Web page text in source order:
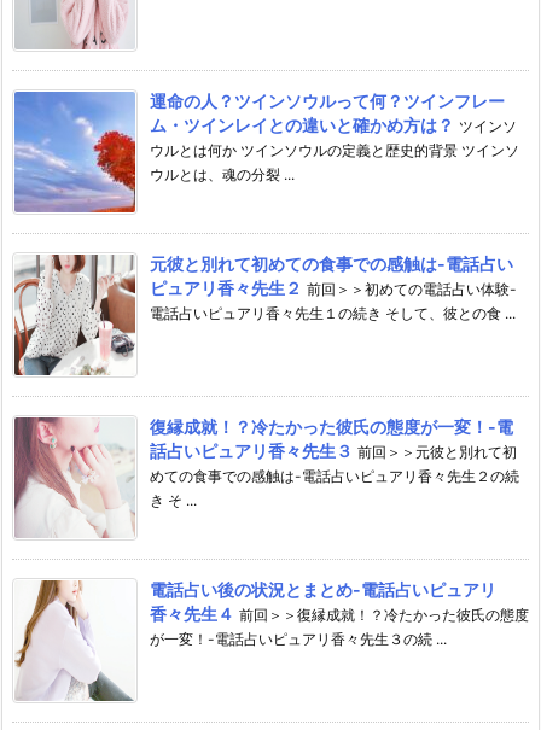
運命の人？ツインソウルって何？ツインフレー
ム・ツインレイとの違いと確かめ方は？ ツインソ
ウルとは何か ツインソウルの定義と歴史的背景 ツインソ
ウルとは、魂の分裂 ...
元彼と別れて初めての食事での感触は-電話占い
ピュアリ香々先生２ 前回＞＞初めての電話占い体験-
電話占いピュアリ香々先生１の続き そして、彼との食 ...
復縁成就！？冷たかった彼氏の態度が一変！-電
話占いピュアリ香々先生３ 前回＞＞元彼と別れて初
めての食事での感触は-電話占いピュアリ香々先生２の続
き そ ...
電話占い後の状況とまとめ-電話占いピュアリ
香々先生４ 前回＞＞復縁成就！？冷たかった彼氏の態度
が一変！-電話占いピュアリ香々先生３の続 ...